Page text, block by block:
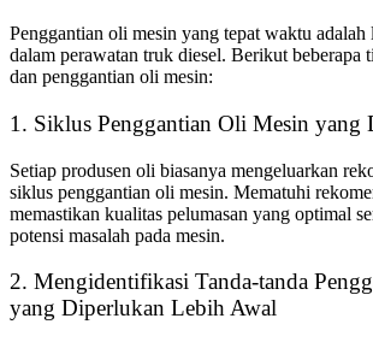
Penggantian oli mesin yang tepat waktu adalah
dalam perawatan truk diesel. Berikut beberapa
dan penggantian oli mesin:
1. Siklus Penggantian Oli Mesin yang
Setiap produsen oli biasanya mengeluarkan
siklus penggantian oli mesin. Mematuhi
memastikan kualitas pelumasan yang optimal
potensi masalah pada mesin.
2. Mengidentifikasi Tanda-tanda
yang Diperlukan Lebih Awal